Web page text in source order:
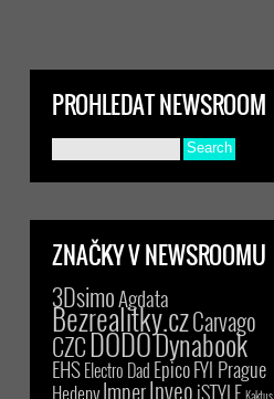
PROHLEDAT NEWSROOM
ZNAČKY V NEWSROOMU
3DsimoAgdata
Bezrealitky.czCarvago
CZCDODODynabook
EHSElectro Dad EpicoFYI Prague
HedepyImperInveoiSTYLE